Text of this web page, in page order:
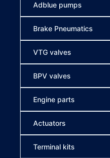
Adblue pumps
Brake Pneumatics
VTG valves
BPV valves
Engine parts
Actuators
Terminal kits